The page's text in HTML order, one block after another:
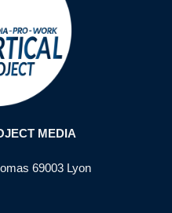
MEDIA
69003 Lyon